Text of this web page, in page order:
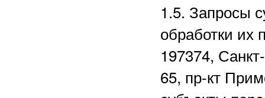
1.5. Запросы
обработки их
197374,
65, пр-кт